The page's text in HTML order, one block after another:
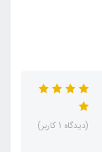
(دیدگاه 1 کاربر)